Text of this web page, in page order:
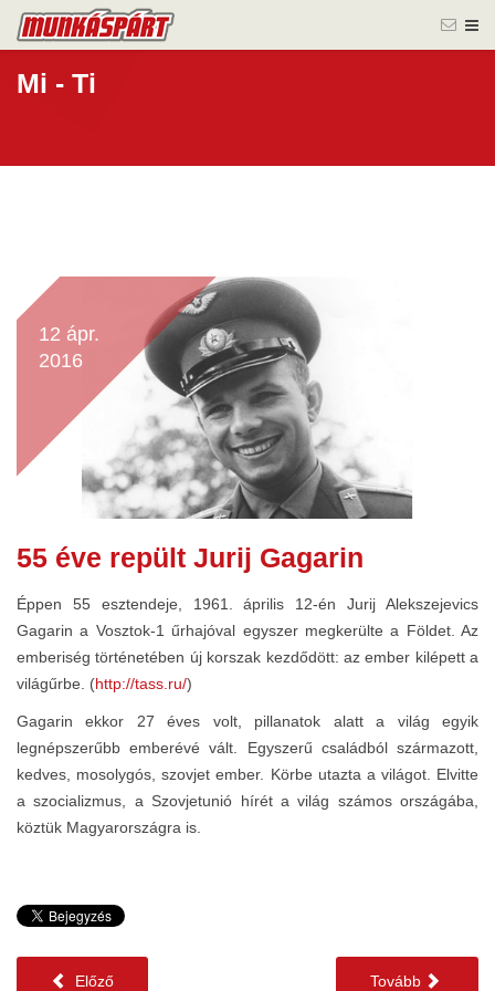
Mi - Ti
12 ápr.
2016
55 éve repült Jurij Gagarin
Éppen 55 esztendeje, 1961. április 12-én Jurij Alekszejevics
Gagarin a Vosztok-1 űrhajóval egyszer megkerülte a Földet. Az
emberiség történetében új korszak kezdődött: az ember kilépett a
világűrbe. (http://tass.ru/)
Gagarin ekkor 27 éves volt, pillanatok alatt a világ egyik
legnépszerűbb emberévé vált. Egyszerű családból származott,
kedves, mosolygós, szovjet ember. Körbe utazta a világot. Elvitte
a szocializmus, a Szovjetunió hírét a világ számos országába,
köztük Magyarországra is.
Előző Tovább